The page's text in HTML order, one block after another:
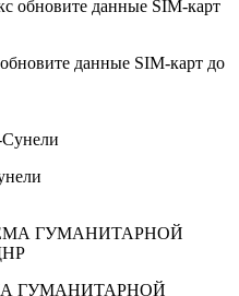
данные SIM-карт до
ГУМАНИТАРНОЙ